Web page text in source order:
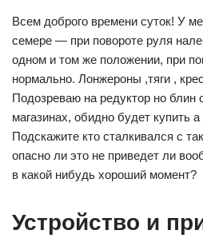
Всем доброго времени суток! У
семере — при повороте руля
одном и том же положении, при
нормально. Лонжероны ,тяги ,
Подозреваю на редуктор но блин
магазинах, обидно будет купить
Подскажите кто сталкивался с
опасно ли это не приведет ли
в какой нибудь хороший момент?
Устройство и